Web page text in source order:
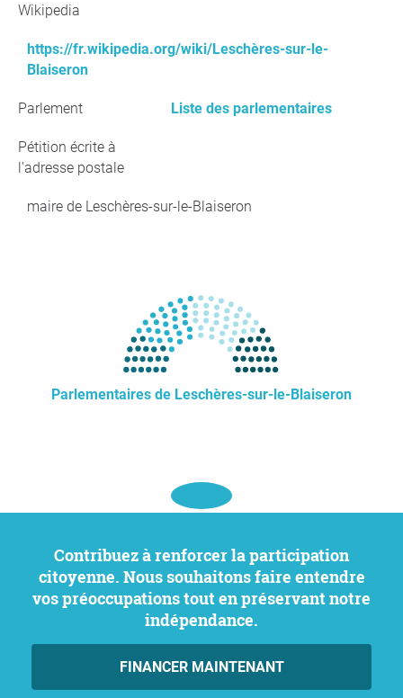
Wikipedia
https://fr.wikipedia.org/wiki/Leschères-sur-le-
Blaiseron
Parlement Liste des parlementaires
Pétition écrite à
l'adresse postale
maire de Leschères-sur-le-Blaiseron
Parlementaires de Leschères-sur-le-Blaiseron
Contribuez à renforcer la participation
citoyenne. Nous souhaitons faire entendre
vos préoccupations tout en préservant notre
indépendance.
FINANCER MAINTENANT